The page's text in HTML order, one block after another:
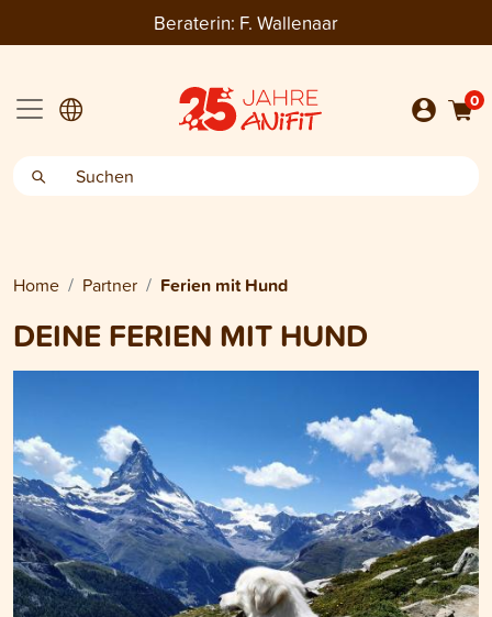
Beraterin: F. Wallenaar
0
Home Partner Ferien mit Hund
DEINE FERIEN MIT HUND